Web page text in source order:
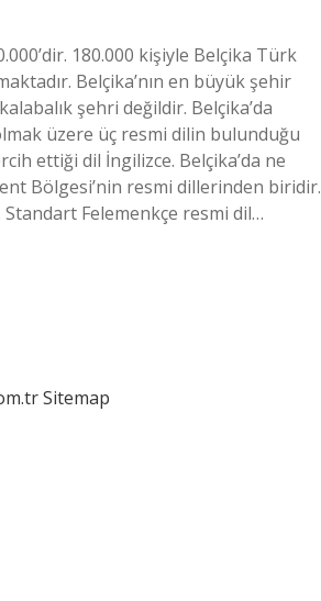
180.000 kişiyle Belçika Türk
Belçika’nın en büyük şehir
şehri değildir. Belçika’da
üzere üç resmi dilin bulunduğu
ettiği dil İngilizce. Belçika’da ne
Bölgesi’nin resmi dillerinden biridir.
Standart Felemenkçe resmi dil…
Sitemap